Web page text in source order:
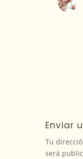
Enviar
Tu
será